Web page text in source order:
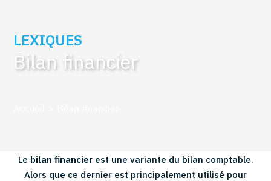
LEXIQUES
Bilan financier
Le bilan financierest une variante du bilan comptable.
Alors que ce dernier est principalement utilisé pour